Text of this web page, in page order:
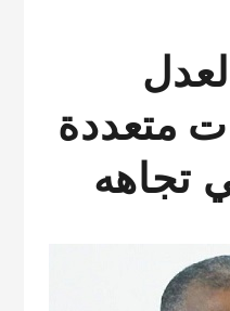
متعددة
تجاهه